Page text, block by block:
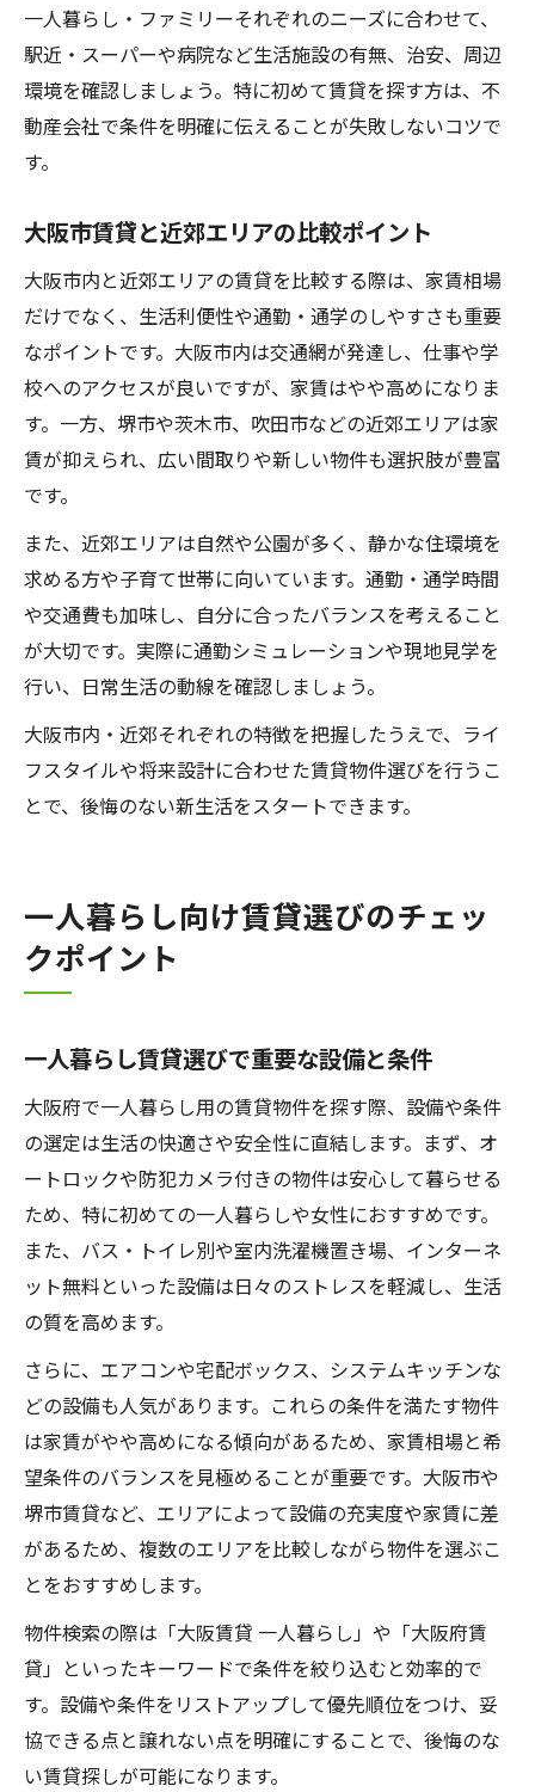
一人暮らし・ファミリーそれぞれのニーズに合わせて、
駅近・スーパーや病院など生活施設の有無、治安、周辺
環境を確認しましょう。特に初めて賃貸を探す方は、不
動産会社で条件を明確に伝えることが失敗しないコツで
す。
大阪市賃貸と近郊エリアの比較ポイント
大阪市内と近郊エリアの賃貸を比較する際は、家賃相場
だけでなく、生活利便性や通勤・通学のしやすさも重要
なポイントです。大阪市内は交通網が発達し、仕事や学
校へのアクセスが良いですが、家賃はやや高めになりま
す。一方、堺市や茨木市、吹田市などの近郊エリアは家
賃が抑えられ、広い間取りや新しい物件も選択肢が豊富
です。
また、近郊エリアは自然や公園が多く、静かな住環境を
求める方や子育て世帯に向いています。通勤・通学時間
や交通費も加味し、自分に合ったバランスを考えること
が大切です。実際に通勤シミュレーションや現地見学を
行い、日常生活の動線を確認しましょう。
大阪市内・近郊それぞれの特徴を把握したうえで、ライ
フスタイルや将来設計に合わせた賃貸物件選びを行うこ
とで、後悔のない新生活をスタートできます。
一人暮らし向け賃貸選びのチェッ
クポイント
一人暮らし賃貸選びで重要な設備と条件
大阪府で一人暮らし用の賃貸物件を探す際、設備や条件
の選定は生活の快適さや安全性に直結します。まず、オ
ートロックや防犯カメラ付きの物件は安心して暮らせる
ため、特に初めての一人暮らしや女性におすすめです。
また、バス・トイレ別や室内洗濯機置き場、インターネ
ット無料といった設備は日々のストレスを軽減し、生活
の質を高めます。
さらに、エアコンや宅配ボックス、システムキッチンな
どの設備も人気があります。これらの条件を満たす物件
は家賃がやや高めになる傾向があるため、家賃相場と希
望条件のバランスを見極めることが重要です。大阪市や
堺市賃貸など、エリアによって設備の充実度や家賃に差
があるため、複数のエリアを比較しながら物件を選ぶこ
とをおすすめします。
物件検索の際は「大阪賃貸 一人暮らし」や「大阪府賃
貸」といったキーワードで条件を絞り込むと効率的で
す。設備や条件をリストアップして優先順位をつけ、妥
協できる点と譲れない点を明確にすることで、後悔のな
い賃貸探しが可能になります。